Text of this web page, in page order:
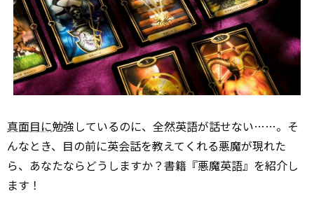
真面目に勉強しているのに、全然英語が話せない……。そ
んなとき、目の前に英会話を教えてくれる悪魔が現れた
ら、あなたならどうしますか？書籍『悪魔英語』を紹介し
ます！